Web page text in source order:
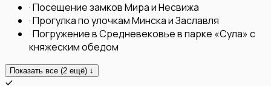
·Посещение замков Мира и Несвижа
·Прогулка по улочкам Минска и Заславля
·Погружение в Средневековье в парке «Сула» с
княжеским обедом
Показать все (2 ещё) ↓